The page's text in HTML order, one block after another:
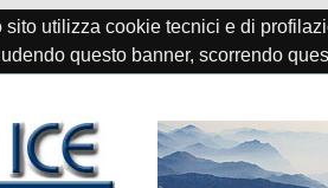
sito utilizza cookie tecnici e di
questo banner, scorrendo